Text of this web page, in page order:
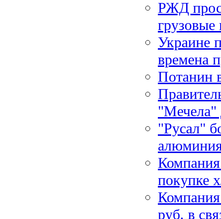
РЖД
грузовые
Украине
времена
Потанин
"Мечела"
"Русал"
покупке
руб. в